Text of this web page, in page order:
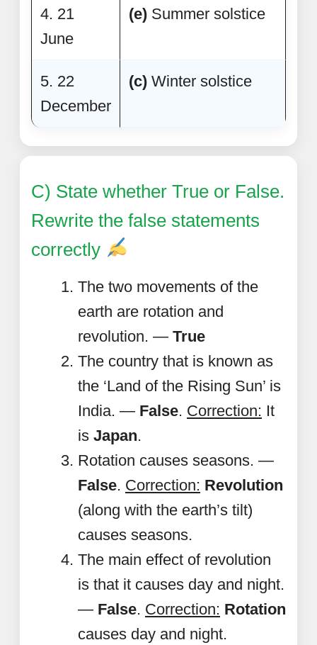
4. 21
June
(e) Summer solstice
5. 22
December
(c) Winter solstice
C) State whether True or False.
Rewrite the false statements
correctly
The two movements of the
earth are rotation and
revolution. — True
The country that is known as
the ‘Land of the Rising Sun’ is
India. — False. Correction: It
is Japan.
Rotation causes seasons. —
False. Correction: Revolution
(along with the earth’s tilt)
causes seasons.
The main effect of revolution
is that it causes day and night.
— False. Correction: Rotation
causes day and night.